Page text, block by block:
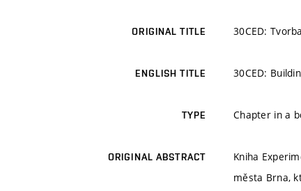
ORIGINAL TITLE 30CED:
ENGLISH TITLE 30CED:
TYPE Chapter in a
ORIGINAL ABSTRACT
Kniha
města Brna,